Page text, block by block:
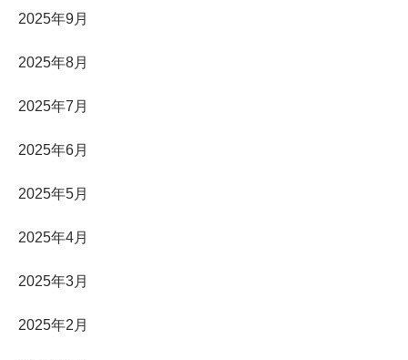
2025年9月
2025年8月
2025年7月
2025年6月
2025年5月
2025年4月
2025年3月
2025年2月